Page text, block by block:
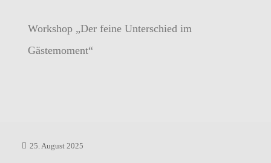
Workshop „Der feine Unterschied im
Gästemoment“
25. August 2025